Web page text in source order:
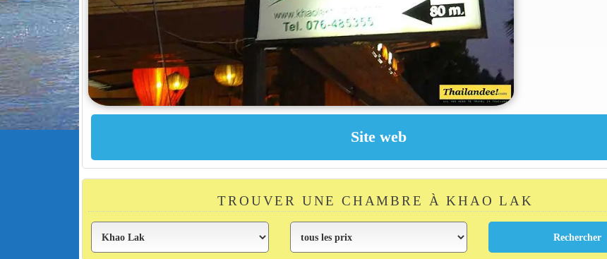
TROUVER UNE CHAMBRE À KHAO LAK